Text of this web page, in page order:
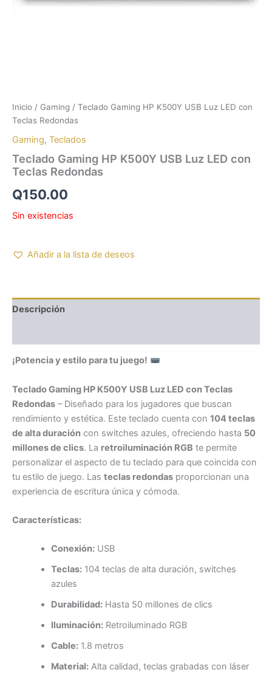
Inicio / Gaming / Teclado Gaming HP K500Y USB Luz LED con
Teclas Redondas
Gaming, Teclados
Teclado Gaming HP K500Y USB Luz LED con
Teclas Redondas
Q150.00
Sin existencias
Añadir a la lista de deseos
Descripción
¡Potencia y estilo para tu juego!
Teclado Gaming HP K500Y USB Luz LED con Teclas
Redondas – Diseñado para los jugadores que buscan
rendimiento y estética. Este teclado cuenta con 104 teclas
de alta duración con switches azules, ofreciendo hasta 50
millones de clics. La retroiluminación RGB te permite
personalizar el aspecto de tu teclado para que coincida con
tu estilo de juego. Las teclas redondas proporcionan una
experiencia de escritura única y cómoda.
Características:
Conexión:USB
Teclas:104 teclas de alta duración, switches
azules
Durabilidad:Hasta 50 millones de clics
Iluminación:Retroiluminado RGB
Cable:1.8 metros
Material:Alta calidad, teclas grabadas con láser